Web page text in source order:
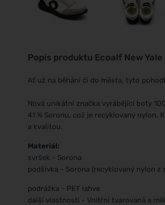
Popis produktu Ecoalf New
Ať už na běhání či do města, tyto
Nová unikátní značka vyrábějící boty
41 % Soronu, což je recyklovaný
a kvalitou.
Materiál:
svršek - Sorona
podšívka - Sorona (recyklovaný nylon z
podrážka - PET lahve
další vlastnosti - Vnitřní tvarovaná a